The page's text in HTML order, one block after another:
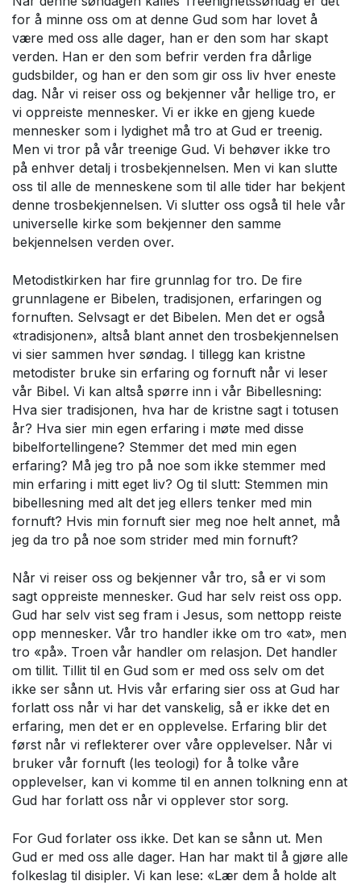
for å minne oss om at denne Gud som har lovet å
være med oss alle dager, han er den som har skapt
verden. Han er den som befrir verden fra dårlige
gudsbilder, og han er den som gir oss liv hver eneste
dag. Når vi reiser oss og bekjenner vår hellige tro, er
vi oppreiste mennesker. Vi er ikke en gjeng kuede
mennesker som i lydighet må tro at Gud er treenig.
Men vi tror på vår treenige Gud. Vi behøver ikke tro
på enhver detalj i trosbekjennelsen. Men vi kan slutte
oss til alle de menneskene som til alle tider har bekjent
denne trosbekjennelsen. Vi slutter oss også til hele vår
universelle kirke som bekjenner den samme
bekjennelsen verden over.
Metodistkirken har fire grunnlag for tro. De fire
grunnlagene er Bibelen, tradisjonen, erfaringen og
fornuften. Selvsagt er det Bibelen. Men det er også
«tradisjonen», altså blant annet den trosbekjennelsen
vi sier sammen hver søndag. I tillegg kan kristne
metodister bruke sin erfaring og fornuft når vi leser
vår Bibel. Vi kan altså spørre inn i vår Bibellesning:
Hva sier tradisjonen, hva har de kristne sagt i totusen
år? Hva sier min egen erfaring i møte med disse
bibelfortellingene? Stemmer det med min egen
erfaring? Må jeg tro på noe som ikke stemmer med
min erfaring i mitt eget liv? Og til slutt: Stemmen min
bibellesning med alt det jeg ellers tenker med min
fornuft? Hvis min fornuft sier meg noe helt annet, må
jeg da tro på noe som strider med min fornuft?
Når vi reiser oss og bekjenner vår tro, så er vi som
sagt oppreiste mennesker. Gud har selv reist oss opp.
Gud har selv vist seg fram i Jesus, som nettopp reiste
opp mennesker. Vår tro handler ikke om tro «at», men
tro «på». Troen vår handler om relasjon. Det handler
om tillit. Tillit til en Gud som er med oss selv om det
ikke ser sånn ut. Hvis vår erfaring sier oss at Gud har
forlatt oss når vi har det vanskelig, så er ikke det en
erfaring, men det er en opplevelse. Erfaring blir det
først når vi reflekterer over våre opplevelser. Når vi
bruker vår fornuft (les teologi) for å tolke våre
opplevelser, kan vi komme til en annen tolkning enn at
Gud har forlatt oss når vi opplever stor sorg.
For Gud forlater oss ikke. Det kan se sånn ut. Men
Gud er med oss alle dager. Han har makt til å gjøre alle
folkeslag til disipler. Vi kan lese: «Lær dem å holde alt